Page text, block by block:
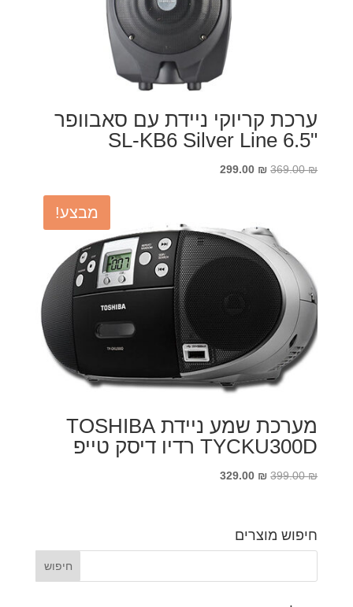
ערכת קריוקי ניידת עם סאבוופר
"6.5 SL-KB6 Silver Line
369.00₪
המחיר
299.00 ₪
המחיר
299.00 ₪.
מבצע!
מערכת שמע ניידת TOSHIBA
TYCKU300D רדיו דיסק טייפ
399.00₪
המחיר
399.00 ₪.
329.00 ₪
המחיר
חיפוש מוצרים